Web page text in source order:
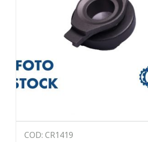
COD: CR1419